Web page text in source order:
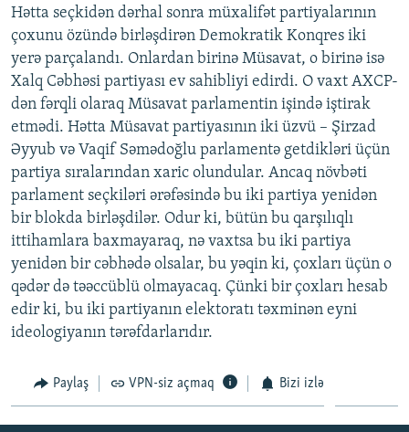
Hətta seçkidən dərhal sonra müxalifət partiyalarının
çoxunu özündə birləşdirən Demokratik Konqres iki
yerə parçalandı. Onlardan birinə Müsavat, o birinə isə
Xalq Cəbhəsi partiyası ev sahibliyi edirdi. O vaxt AXCP-
dən fərqli olaraq Müsavat parlamentin işində iştirak
etmədi. Hətta Müsavat partiyasının iki üzvü – Şirzad
Əyyub və Vaqif Səmədoğlu parlamentə getdikləri üçün
partiya sıralarından xaric olundular. Ancaq növbəti
parlament seçkiləri ərəfəsində bu iki partiya yenidən
bir blokda birləşdilər. Odur ki, bütün bu qarşılıqlı
ittihamlara baxmayaraq, nə vaxtsa bu iki partiya
yenidən bir cəbhədə olsalar, bu yəqin ki, çoxları üçün o
qədər də təəccüblü olmayacaq. Çünki bir çoxları hesab
edir ki, bu iki partiyanın elektoratı təxminən eyni
ideologiyanın tərəfdarlarıdır.
Paylaş VPN-siz açmaq Bizi izlə